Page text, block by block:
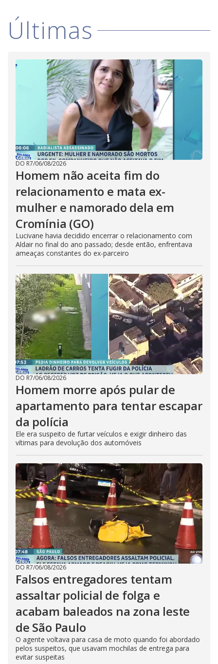
Últimas
DO R7/06/08/2026
Homem não aceita fim do
relacionamento e mata ex-
mulher e namorado dela em
Cromínia (GO)
Lucivane havia decidido encerrar o relacionamento com
Aldair no final do ano passado; desde então, enfrentava
ameaças constantes do ex-parceiro
DO R7/06/08/2026
Homem morre após pular de
apartamento para tentar escapar
da polícia
Ele era suspeito de furtar veículos e exigir dinheiro das
vítimas para devolução dos automóveis
DO R7/06/08/2026
Falsos entregadores tentam
assaltar policial de folga e
acabam baleados na zona leste
de São Paulo
O agente voltava para casa de moto quando foi abordado
pelos suspeitos, que usavam mochilas de entrega para
evitar suspeitas